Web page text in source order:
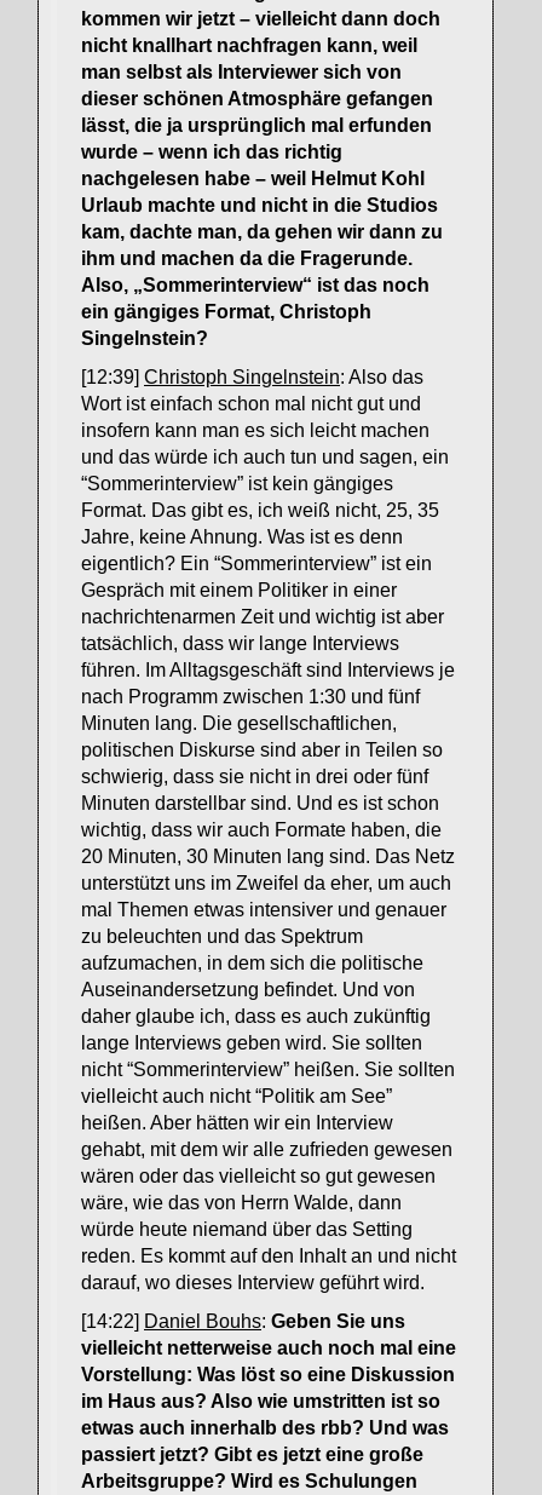
kommen wir jetzt – vielleicht dann doch
nicht knallhart nachfragen kann, weil
man selbst als Interviewer sich von
dieser schönen Atmosphäre gefangen
lässt, die ja ursprünglich mal erfunden
wurde – wenn ich das richtig
nachgelesen habe – weil Helmut Kohl
Urlaub machte und nicht in die Studios
kam, dachte man, da gehen wir dann zu
ihm und machen da die Fragerunde.
Also, „Sommerinterview“ ist das noch
ein gängiges Format, Christoph
Singelnstein?
[12:39] Christoph Singelnstein: Also das
Wort ist einfach schon mal nicht gut und
insofern kann man es sich leicht machen
und das würde ich auch tun und sagen, ein
“Sommerinterview” ist kein gängiges
Format. Das gibt es, ich weiß nicht, 25, 35
Jahre, keine Ahnung. Was ist es denn
eigentlich? Ein “Sommerinterview” ist ein
Gespräch mit einem Politiker in einer
nachrichtenarmen Zeit und wichtig ist aber
tatsächlich, dass wir lange Interviews
führen. Im Alltagsgeschäft sind Interviews je
nach Programm zwischen 1:30 und fünf
Minuten lang. Die gesellschaftlichen,
politischen Diskurse sind aber in Teilen so
schwierig, dass sie nicht in drei oder fünf
Minuten darstellbar sind. Und es ist schon
wichtig, dass wir auch Formate haben, die
20 Minuten, 30 Minuten lang sind. Das Netz
unterstützt uns im Zweifel da eher, um auch
mal Themen etwas intensiver und genauer
zu beleuchten und das Spektrum
aufzumachen, in dem sich die politische
Auseinandersetzung befindet. Und von
daher glaube ich, dass es auch zukünftig
lange Interviews geben wird. Sie sollten
nicht “Sommerinterview” heißen. Sie sollten
vielleicht auch nicht “Politik am See”
heißen. Aber hätten wir ein Interview
gehabt, mit dem wir alle zufrieden gewesen
wären oder das vielleicht so gut gewesen
wäre, wie das von Herrn Walde, dann
würde heute niemand über das Setting
reden. Es kommt auf den Inhalt an und nicht
darauf, wo dieses Interview geführt wird.
[14:22] Daniel Bouhs: Geben Sie uns
vielleicht netterweise auch noch mal eine
Vorstellung: Was löst so eine Diskussion
im Haus aus? Also wie umstritten ist so
etwas auch innerhalb des rbb? Und was
passiert jetzt? Gibt es jetzt eine große
Arbeitsgruppe? Wird es Schulungen